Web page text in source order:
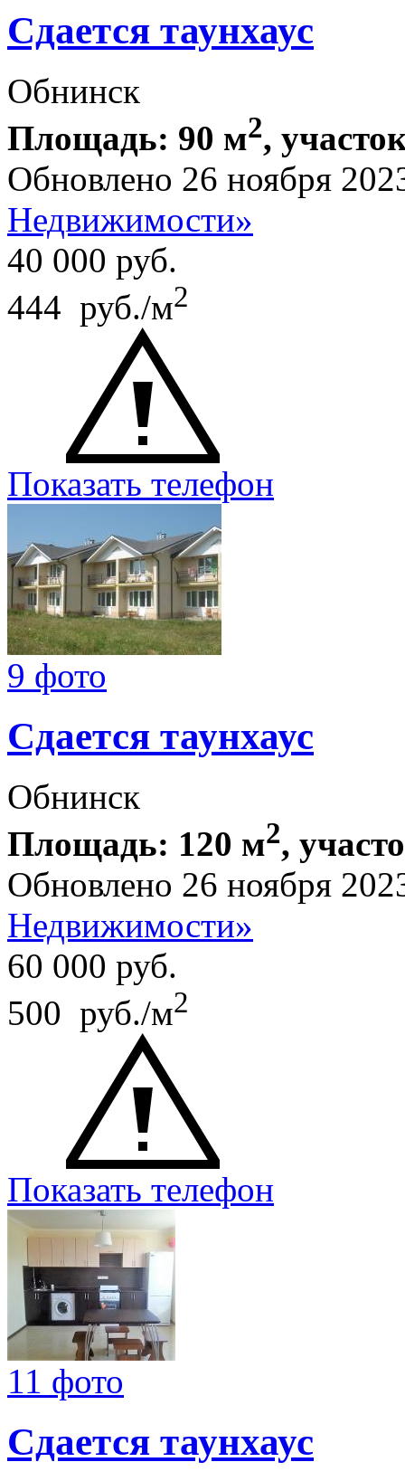
Сдается таунхаус
Обнинск
Площадь: 90 м2,
Обновлено 26 ноября
Недвижимости»
40 000 руб.
444 руб./м2
Показать телефон
9 фото
Сдается таунхаус
Обнинск
Площадь: 120 м2,
Обновлено 26 ноября
Недвижимости»
60 000 руб.
500 руб./м2
Показать телефон
11 фото
Сдается таунхаус